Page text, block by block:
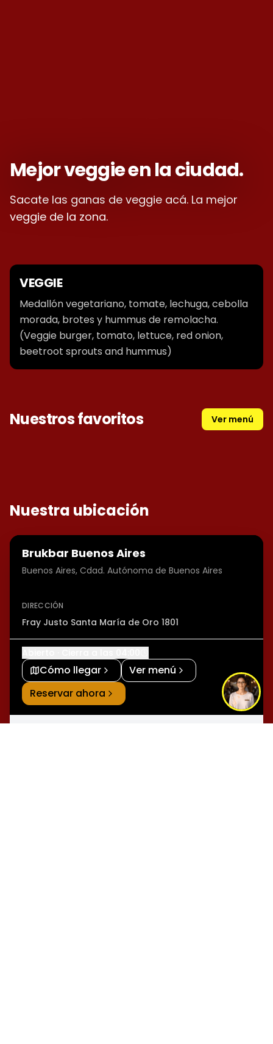
Mejor veggie en la ciudad.
Sacate las ganas de veggie acá. La mejor
veggie de la zona.
VEGGIE
Medallón vegetariano, tomate, lechuga, cebolla
morada, brotes y hummus de remolacha.
(Veggie burger, tomato, lettuce, red onion,
beetroot sprouts and hummus)
Nuestros favoritos
Ver menú
Nuestra ubicación
Brukbar Buenos Aires
Buenos Aires, Cdad. Autónoma de Buenos Aires
DIRECCIÓN
Fray Justo Santa María de Oro 1801
Cómo llegar
Ver menú
Reservar ahora